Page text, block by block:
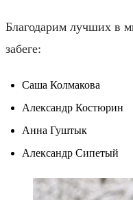
Благодарим лучших в
забеге:
Саша Колмакова
Александр Костюрин
Анна Гуштык
Александр Сипетый